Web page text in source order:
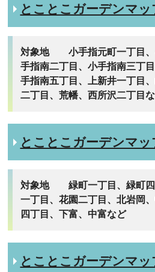
とことこガーデンマ
対象地 小手指元町一丁目、
手指南二丁目、小手指南三丁
手指南五丁目、上新井一丁目
二丁目、荒幡、西所沢二丁目
とことこガーデンマ
対象地 緑町一丁目、緑町四
一丁目、花園二丁目、北岩岡
四丁目、下富、中富など
とことこガーデンマ